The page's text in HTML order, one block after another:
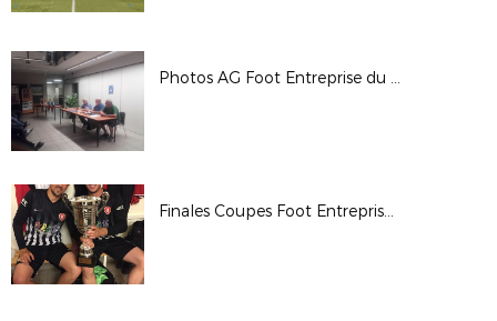
Photos AG Foot Entreprise du 7/06/2018
Finales Coupes Foot Entreprise du 6/06/2018